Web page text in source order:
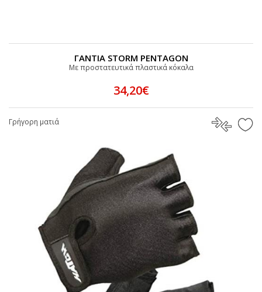
ΓΑΝΤΙΑ STORM PENTAGON
Με προστατευτικά πλαστικά κόκαλα
34,20€
Γρήγορη ματιά